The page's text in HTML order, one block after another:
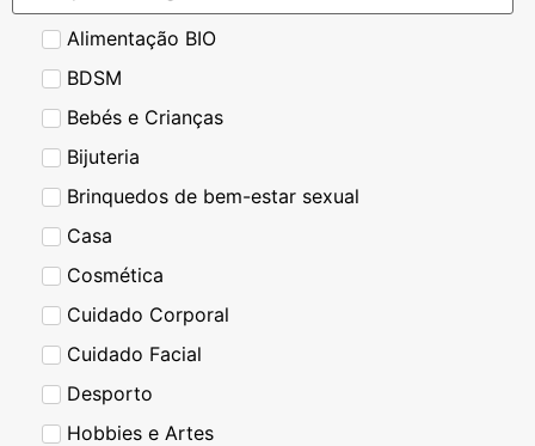
Alimentação BIO
BDSM
Bebés e Crianças
Bijuteria
Brinquedos de bem-estar sexual
Casa
Cosmética
Cuidado Corporal
Cuidado Facial
Desporto
Hobbies e Artes